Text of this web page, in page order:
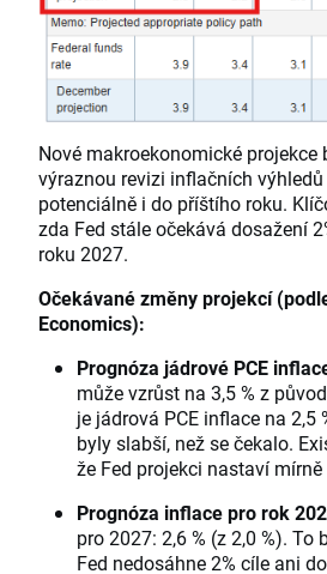
Nové makroekonomické projekce
výraznou revizi inflačních
potenciálně i do příštího roku.
zda Fed stále očekává dosažení
roku 2027.
Očekávané změny projekcí
Economics):
Prognóza jádrové PCE
může vzrůst na 3,5 % z
je jádrová PCE inflace na 2,5
byly slabší, než se čekalo.
že Fed projekci nastaví
Prognóza inflace pro rok
pro 2027: 2,6 % (z 2,0 %). To
Fed nedosáhne 2% cíle ani